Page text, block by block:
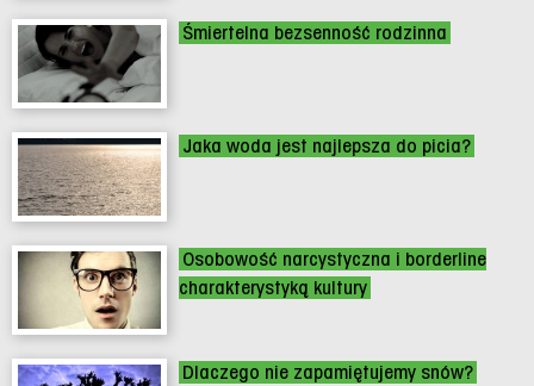
Śmiertelna bezsenność rodzinna
Jaka woda jest najlepsza do picia?
Osobowość narcystyczna i borderline
charakterystyką kultury
Dlaczego nie zapamiętujemy snów?